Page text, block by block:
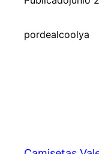
pordealcoolya